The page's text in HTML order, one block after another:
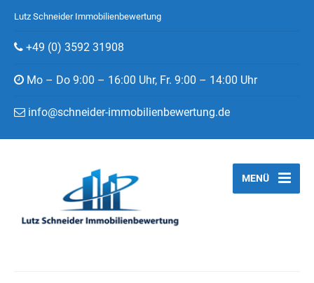
Lutz Schneider Immobilienbewertung
+49 (0) 3592 31908
Mo – Do 9:00 – 16:00 Uhr, Fr. 9:00 – 14:00 Uhr
info@schneider-immobilienbewertung.de
MENÜ